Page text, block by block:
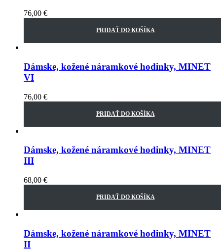
76,00 €
PRIDAŤ DO KOŠÍKA
Dámske, kožené náramkové hodinky, MINET
VI
76,00 €
PRIDAŤ DO KOŠÍKA
Dámske, kožené náramkové hodinky, MINET
III
68,00 €
PRIDAŤ DO KOŠÍKA
Dámske, kožené náramkové hodinky, MINET
II